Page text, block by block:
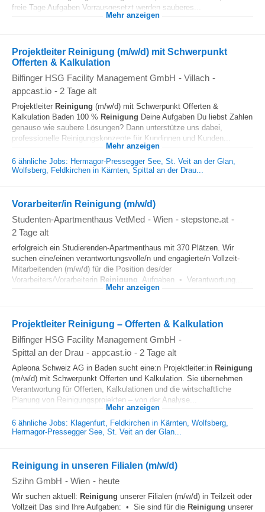
freie Tage Aufgaben Vorrausgesetzt werden sauberes...
Mehr anzeigen
Projektleiter Reinigung (m/w/d) mit Schwerpunkt
Offerten & Kalkulation
Bilfinger HSG Facility Management GmbH - Villach -
appcast.io - 2 Tage alt
Projektleiter Reinigung (m/w/d) mit Schwerpunkt Offerten &
Kalkulation Baden 100 % Reinigung Deine Aufgaben Du liebst Zahlen
genauso wie saubere Lösungen? Dann unterstütze uns dabei,
professionelle Reinigungskonzepte für Kundinnen und Kunden...
Mehr anzeigen
6 ähnliche Jobs: Hermagor-Pressegger See, St. Veit an der Glan,
Wolfsberg, Feldkirchen in Kärnten, Spittal an der Drau...
Vorarbeiter/in Reinigung (m/w/d)
Studenten-Apartmenthaus VetMed - Wien - stepstone.at -
2 Tage alt
erfolgreich ein Studierenden-Apartmenthaus mit 370 Plätzen. Wir
suchen eine/einen verantwortungsvolle/n und engagierte/n Vollzeit-
Mitarbeitenden (m/w/d) für die Position des/der
Vorarbeiters/Vorarbeiterin Reinigung . Aufgaben • Verantwortung...
Mehr anzeigen
Projektleiter Reinigung – Offerten & Kalkulation
Bilfinger HSG Facility Management GmbH -
Spittal an der Drau - appcast.io - 2 Tage alt
Apleona Schweiz AG in Baden sucht eine:n Projektleiter:in Reinigung
(m/w/d) mit Schwerpunkt Offerten und Kalkulation. Sie übernehmen
Verantwortung für Offerten, Kalkulationen und die wirtschaftliche
Planung von Reinigungsprojekten – von der Analyse...
Mehr anzeigen
6 ähnliche Jobs: Klagenfurt, Feldkirchen in Kärnten, Wolfsberg,
Hermagor-Pressegger See, St. Veit an der Glan...
Reinigung in unseren Filialen (m/w/d)
Szihn GmbH - Wien - heute
Wir suchen aktuell: Reinigung unserer Filialen (m/w/d) in Teilzeit oder
Vollzeit Das sind Ihre Aufgaben: • Sie sind für die Reinigung unserer